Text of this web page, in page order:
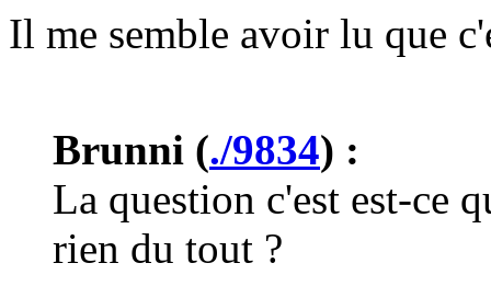
Il me semble avoir lu que
Brunni (./9834) :
La question c'est est-ce
rien du tout ?